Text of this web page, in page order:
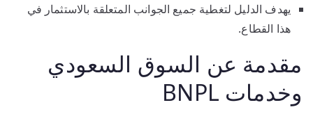
يهدف الدليل لتغطية جميع الجوانب المتعلقة بالاستثمار في
هذا القطاع.
مقدمة عن السوق السعودي
وخدمات BNPL